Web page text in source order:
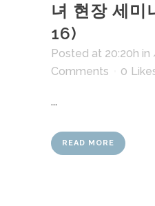
녀 현장 세미
16)
Posted at 20:20h in
Comments
0
...
READ MORE